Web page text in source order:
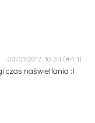
03/01/2017, 10:34
czas naświetlania :)